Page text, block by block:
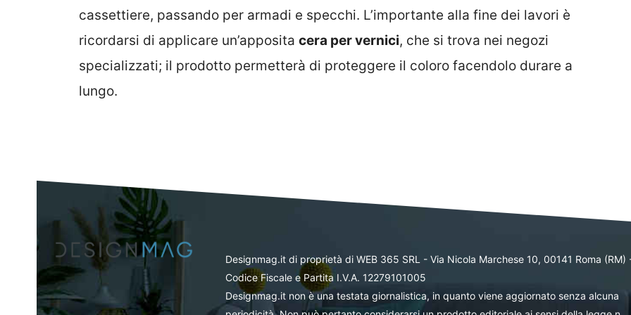
cassettiere, passando per armadi e specchi. L’importante alla fine dei lavori è
ricordarsi di applicare un’apposita cera per vernici, che si trova nei negozi
specializzati; il prodotto permetterà di proteggere il coloro facendolo durare a
lungo.
Designmag.it di proprietà di WEB 365 SRL - Via Nicola Marchese 10, 00141 Roma (RM)
Codice Fiscale e Partita I.V.A. 12279101005
Designmag.it non è una testata giornalistica, in quanto viene aggiornato senza alcuna